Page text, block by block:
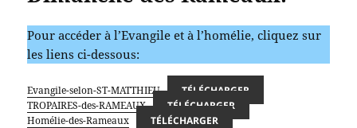
Pour accéder à l’Evangile et à l’homélie, cliquez sur
les liens ci-dessous:
Evangile-selon-ST-MATTHIEU
TÉLÉCHARGER
TROPAIRES-des-RAMEAUX
TÉLÉCHARGER
Homélie-des-Rameaux
TÉLÉCHARGER